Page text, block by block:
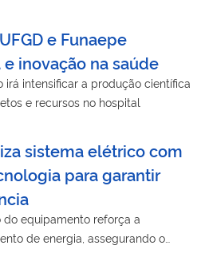
e Funaepe
inovação na saúde
irá intensificar a produção científica
e recursos no hospital
sistema elétrico com
para garantir
do equipamento reforça a
de energia, assegurando o